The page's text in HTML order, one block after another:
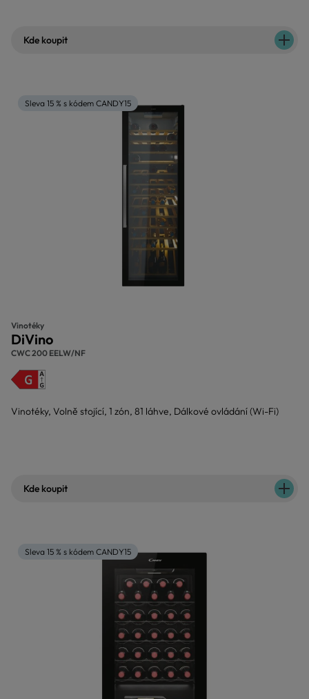
Kde koupit
Sleva 15 % s kódem CANDY15
Vinotéky
DiVino
CWC 200 EELW/NF
Vinotéky, Volně stojící, 1 zón, 81 láhve, Dálkové ovládání (Wi-Fi)
Kde koupit
Sleva 15 % s kódem CANDY15